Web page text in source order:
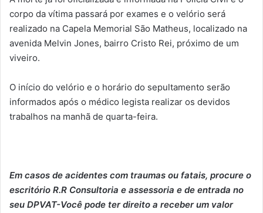
corpo da vítima passará por exames e o velório será
realizado na Capela Memorial São Matheus, localizado na
avenida Melvin Jones, bairro Cristo Rei, próximo de um
viveiro.
O início do velório e o horário do sepultamento serão
informados após o médico legista realizar os devidos
trabalhos na manhã de quarta-feira.
Em casos de acidentes com traumas ou fatais, procure o
escritório R.R Consultoria e assessoria e de entrada no
seu DPVAT-Você pode ter direito a receber um valor